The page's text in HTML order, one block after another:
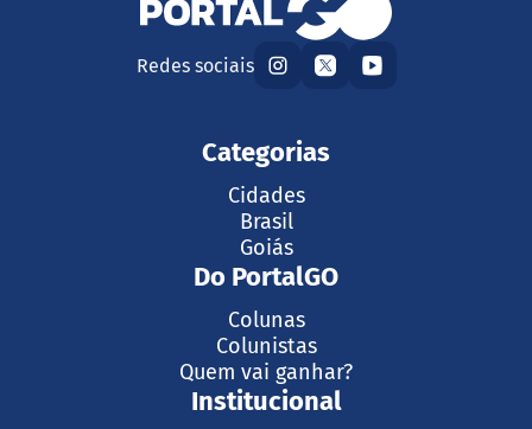
Redes sociais
Categorias
Cidades
Brasil
Goiás
Do PortalGO
Colunas
Colunistas
Quem vai ganhar?
Institucional